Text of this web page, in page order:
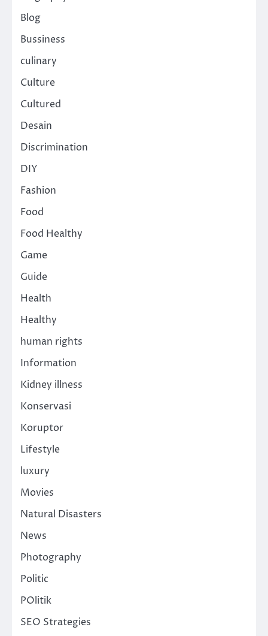
Blog
Bussiness
culinary
Culture
Cultured
Desain
Discrimination
DIY
Fashion
Food
Food Healthy
Game
Guide
Health
Healthy
human rights
Information
Kidney illness
Konservasi
Koruptor
Lifestyle
luxury
Movies
Natural Disasters
News
Photography
Politic
POlitik
SEO Strategies